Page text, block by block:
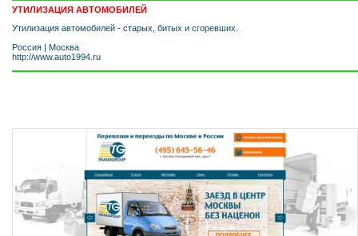
УТИЛИЗАЦИЯ АВТОМОБИЛЕЙ
Утилизация автомобилей - старых, битых и сгоревших.
Россия | Москва
http://www.auto1994.ru